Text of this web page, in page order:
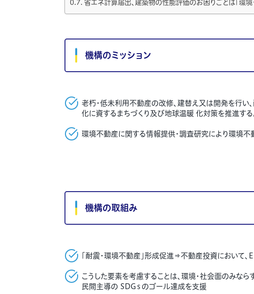
省エネ計算届出、建築物の性能評価のお困りごとは「環
機構のミッション
老朽・低未利用不動産の改修、建替え又は開発を行い
化に資するまちづくり及び地球温暖 化対策を推進する
環境不動産に関する情報提供・調査研究により環境不
機構の取組み
「耐震・環境不動産」形成促進⇒不動産投資において、 E
こうした要素を考慮することは、環境・社会面のみな
民間主導の SDGｓのゴール達成を支援